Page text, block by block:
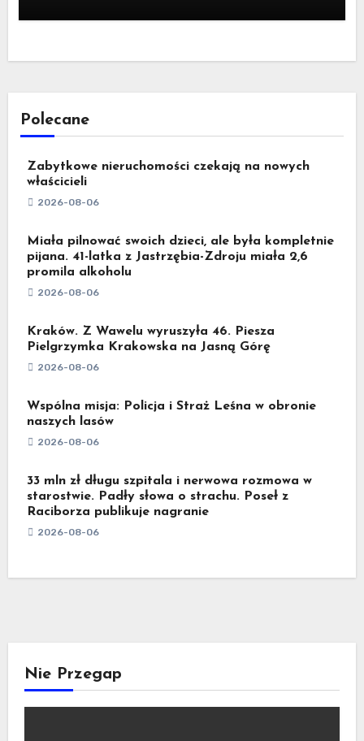
Polecane
Zabytkowe nieruchomości czekają na nowych
właścicieli
2026-08-06
Miała pilnować swoich dzieci, ale była kompletnie
pijana. 41-latka z Jastrzębia-Zdroju miała 2,6
promila alkoholu
2026-08-06
Kraków. Z Wawelu wyruszyła 46. Piesza
Pielgrzymka Krakowska na Jasną Górę
2026-08-06
Wspólna misja: Policja i Straż Leśna w obronie
naszych lasów
2026-08-06
33 mln zł długu szpitala i nerwowa rozmowa w
starostwie. Padły słowa o strachu. Poseł z
Raciborza publikuje nagranie
2026-08-06
Nie Przegap